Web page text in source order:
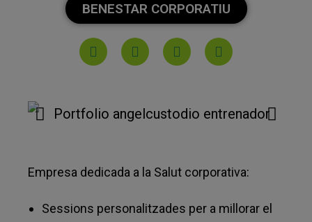
Empresa dedicada a la Salut corporativa:
Sessions personalitzades per a millorar el
BENESTAR CORPORATIU